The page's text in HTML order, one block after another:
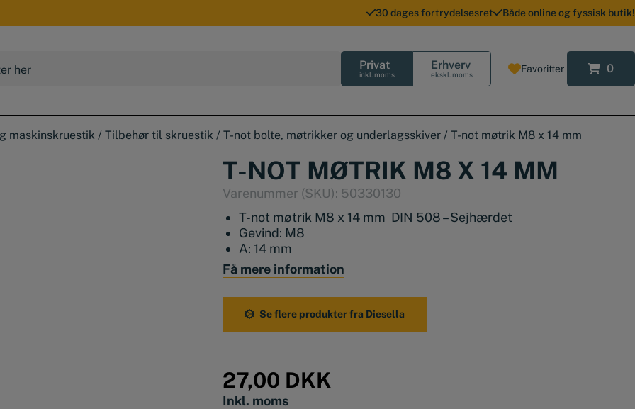
30 dages fortrydelsesret Både online og fyssisk butik!
Privat
inkl. moms
Erhverv
ekskl. moms Favoritter 0
0
maskinskruestik / Tilbehør til skruestik / T-not bolte, møtrikker og underlagsskiver / T-not møtrik M8 x 14 mm
T-NOT MØTRIK M8 X 14 MM
Varenummer (SKU): 50330130
T-not møtrik M8 x 14 mm DIN 508 – Sejhærdet
Gevind: M8
A: 14 mm
a: 13,7 mm
e: 22 mm
h: 16 mm
k: 8 mm
Få mere information
Se flere produkter fra Diesella
27,00 DKK
Inkl. moms